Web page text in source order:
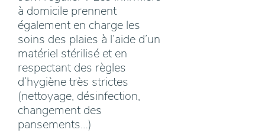
à domicile prennent
également en charge les
soins des plaies à l’aide d’un
matériel stérilisé et en
respectant des règles
d’hygiène très strictes
(nettoyage, désinfection,
changement des
pansements…)